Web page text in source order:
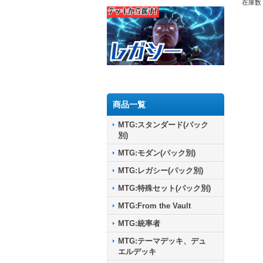
商品一覧
MTG:スタンダード(パック
別)
MTG:モダン(パック別)
MTG:レガシー(パック別)
MTG:特殊セット(パック別)
MTG:From the Vault
MTG:統率者
MTG:テーマデッキ、デュ
エルデッキ
在庫数